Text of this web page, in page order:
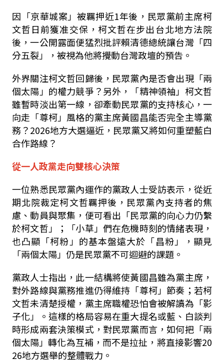
因「京華城案」被羈押近1年後，民眾黨前主席柯
文哲日前獲准交保，柯文哲在步出台北地方法院
後，一公開露面便猛烈批評賴清德總統讓台灣「四
分五裂」，被視為他將攪動台灣政壇的預告。
外界關注柯文哲回歸後，民眾黨內是否會出現「兩
個太陽」的權力競爭？另外，「精神領袖」柯文哲
雖暫時淡出第一線，卻牽動民眾黨的支持核心，一
向走「尊柯」風格的黨主席黃國昌能否完全主導黨
務？2026地方大選逼近，民眾黨又將如何重塑藍白
合作路線？
從一人政黨走向雙核心決策
一位熟悉民眾黨內運作的黨政人士受訪表示，從近
期北院裁定柯文哲羈押後，民眾黨內支持者的焦
慮、動員與聚集，便可看出「民眾黨的向心力仍繫
於柯文哲」；「小草」們在危機時刻的情緒表現，
也凸顯「柯粉」的基本盤遠大於「昌粉」，顯見
「兩個太陽」仍是民眾黨不可迴避的課題。
黨政人士指出，此一結構將使黃國昌雖為黨主席，
對外路線與黨務推進仍得維持「尊柯」節奏；若柯
文哲未清楚授權，黨主席職權恐怕會被解讀為「影
子化」。這樣的格局容易在重大提名或藍、白談判
時形成兩套決策模式，對民眾黨而言，如何把「兩
個太陽」轉化為互補，而不是拉扯，將直接影響20
26地方選舉的整體戰力。